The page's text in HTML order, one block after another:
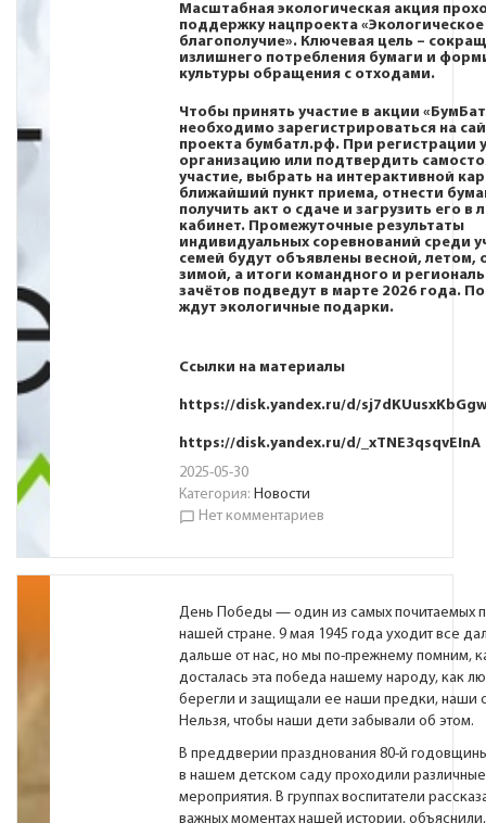
Масштабная экологическая акция
поддержку нацпроекта «Экологическое
благополучие». Ключевая цель –
излишнего потребления бумаги и
культуры обращения с отходами.
Чтобы принять участие в акции
необходимо зарегистрироваться на
проекта бумбатл.рф. При регистрации
организацию или подтвердить
участие, выбрать на интерактивной
ближайший пункт приема, отнести
получить акт о сдаче и загрузить его в
кабинет. Промежуточные результаты
индивидуальных соревнований среди
семей будут объявлены весной, летом,
зимой, а итоги командного и
зачётов подведут в марте 2026 года.
ждут экологичные подарки.
Ссылки на материалы
https://disk.yandex.ru/d/
https://disk.yandex.ru/d/_xTNE3qsqvEInA
2025-05-30
Категория: Новости
chat_bubble_outline Нет комментариев
День Победы — один из самых почитаемых
нашей стране. 9 мая 1945 года уходит все
дальше от нас, но мы по-прежнему помним,
досталась эта победа нашему народу, как
берегли и защищали ее наши предки, наши
Нельзя, чтобы наши дети забывали об этом.
В преддверии празднования 80-й
в нашем детском саду проходили различные
мероприятия. В группах воспитатели
важных моментах нашей истории, объяснили,